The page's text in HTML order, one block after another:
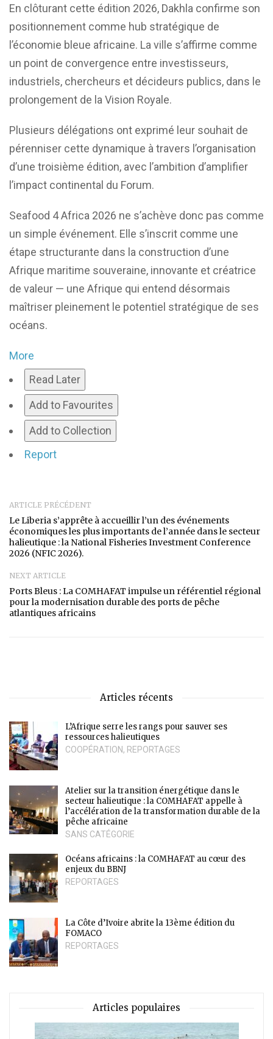
En clôturant cette édition 2026, Dakhla confirme son
positionnement comme hub stratégique de
l’économie bleue africaine. La ville s’affirme comme
un point de convergence entre investisseurs,
industriels, chercheurs et décideurs publics, dans le
prolongement de la Vision Royale.
Plusieurs délégations ont exprimé leur souhait de
pérenniser cette dynamique à travers l’organisation
d’une troisième édition, avec l’ambition d’amplifier
l’impact continental du Forum.
Seafood 4 Africa 2026 ne s’achève donc pas comme
un simple événement. Elle s’inscrit comme une
étape structurante dans la construction d’une
Afrique maritime souveraine, innovante et créatrice
de valeur — une Afrique qui entend désormais
maîtriser pleinement le potentiel stratégique de ses
océans.
More
Read Later
Add to Favourites
Add to Collection
Report
ARTICLE PRÉCÉDENT
Le Liberia s’apprête à accueillir l’un des événements
économiques les plus importants de l’année dans le secteur
halieutique : la National Fisheries Investment Conference
2026 (NFIC 2026).
NEXT ARTICLE
Ports Bleus : La COMHAFAT impulse un référentiel régional
pour la modernisation durable des ports de pêche
atlantiques africains
Articles récents
L’Afrique serre les rangs pour sauver ses
ressources halieutiques
COOPÉRATION, REPORTAGES
Atelier sur la transition énergétique dans le
secteur halieutique : la COMHAFAT appelle à
l’accélération de la transformation durable de la
pêche africaine
SANS CATÉGORIE
Océans africains : la COMHAFAT au cœur des
enjeux du BBNJ
REPORTAGES
La Côte d’Ivoire abrite la 13ème édition du
FOMACO
REPORTAGES
Articles populaires